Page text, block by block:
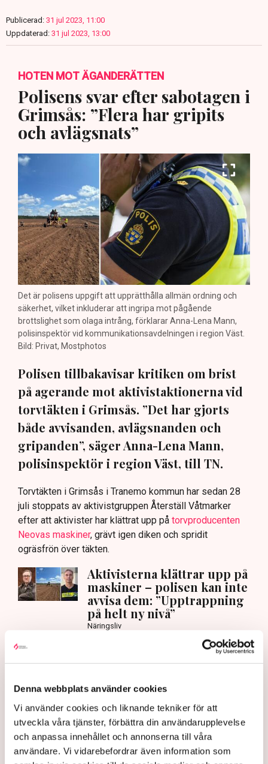
Denna webbplats använder cookies
Vi använder cookies och liknande tekniker för att
utveckla våra tjänster, förbättra din användarupplevelse
och anpassa innehållet och annonserna till våra
användare. Vi vidarebefordrar även information som
Publicerad: 31 jul 2023, 11:00
Uppdaterad: 31 jul 2023, 13:00
HOTEN MOT ÄGANDERÄTTEN
Polisens svar efter sabotagen i
Grimsås: ”Flera har gripits
och avlägsnats”
Det är polisens uppgift att upprätthålla allmän ordning och
säkerhet, vilket inkluderar att ingripa mot pågående
brottslighet som olaga intrång, förklarar Anna-Lena Mann,
polisinspektör vid kommunikationsavdelningen i region Väst.
Bild: Privat, Mostphotos
Polisen tillbakavisar kritiken om brist
på agerande mot aktivistaktionerna vid
torvtäkten i Grimsås. ”Det har gjorts
både avvisanden, avlägsnanden och
gripanden”, säger Anna-Lena Mann,
polisinspektör i region Väst, till TN.
Torvtäkten i Grimsås i Tranemo kommun har sedan 28
juli stoppats av aktivistgruppen Återställ Våtmarker
efter att aktivister har klättrat upp på torvproducenten
Neovas maskiner, grävt igen diken och spridit
ogräsfrön över täkten.
Aktivisterna klättrar upp på
maskiner – polisen kan inte
avvisa dem: ”Upptrappning
på helt ny nivå”
Näringsliv
sedan 28 juli.
Polisen kritiseras för bristande agerande vid
aktionerna.
Polisinspektör Anna-Lena Mann förklarar polisens